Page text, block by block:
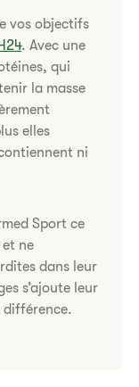
vos objectifs
. Avec une
qui
la masse
elles
ni
Sport ce
ne
dans leur
s’ajoute leur